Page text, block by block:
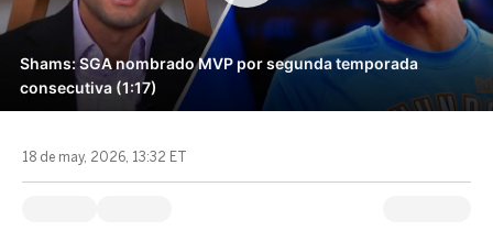
Shams: SGA nombrado MVP por segunda temporada
consecutiva (1:17)
18 de may, 2026, 13:32 ET